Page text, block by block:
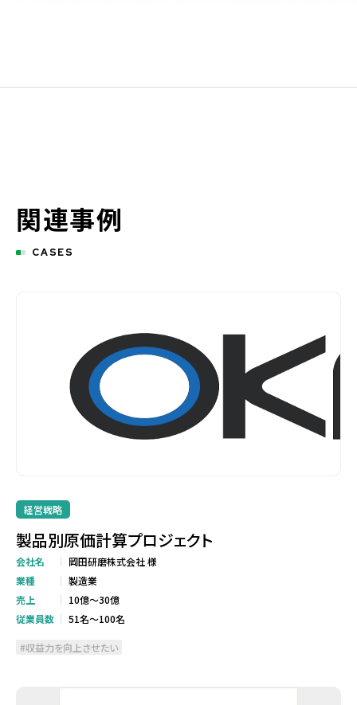
関連事例
CASES
経営戦略
製品別原価計算プロジェクト
会社名
岡田研磨株式会社 様
業種
製造業
売上
10億～30億
従業員数
51名～100名
収益力を向上させたい